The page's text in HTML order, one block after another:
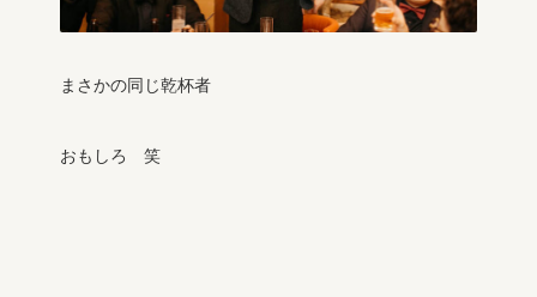
まさかの同じ乾杯者
おもしろ 笑